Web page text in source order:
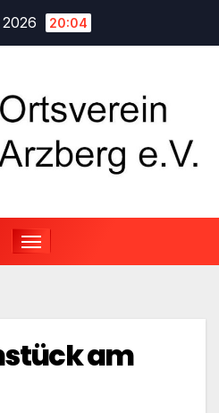
20:04
am